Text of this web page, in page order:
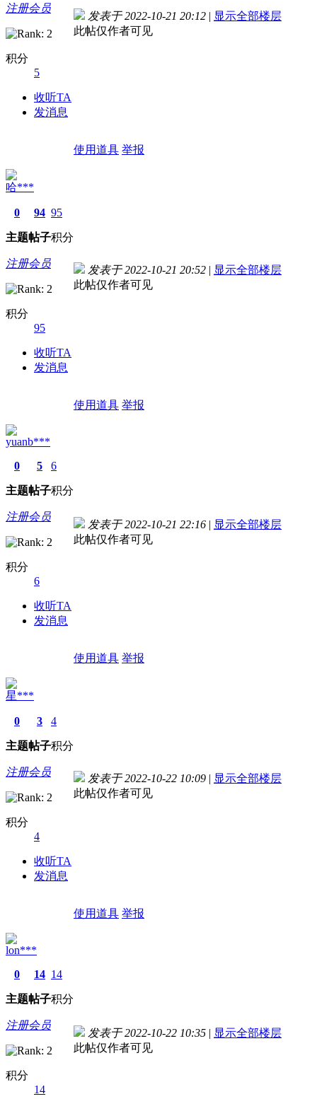
注册会员
积分
5
收听TA
发消息
发表于 2022-10-21 20:12 | 显示全部楼层
此帖仅作者可见
使用道具 举报
哈***
0
主题
94
帖子
95
积分
注册会员
积分
95
收听TA
发消息
发表于 2022-10-21 20:52 | 显示全部楼层
此帖仅作者可见
使用道具 举报
yuanb***
0
主题
5
帖子
6
积分
注册会员
积分
6
收听TA
发消息
发表于 2022-10-21 22:16 | 显示全部楼层
此帖仅作者可见
使用道具 举报
星***
0
主题
3
帖子
4
积分
注册会员
积分
4
收听TA
发消息
发表于 2022-10-22 10:09 | 显示全部楼层
此帖仅作者可见
使用道具 举报
lon***
0
主题
14
帖子
14
积分
注册会员
积分
14
发表于 2022-10-22 10:35 | 显示全部楼层
此帖仅作者可见